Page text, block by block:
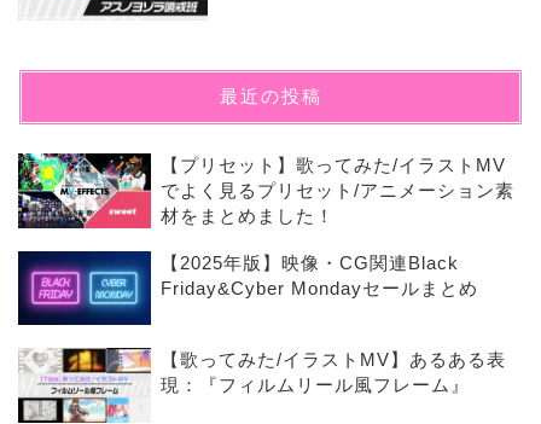
最近の投稿
【プリセット】歌ってみた/イラストMV
でよく見るプリセット/アニメーション素
材をまとめました！
【2025年版】映像・CG関連Black
Friday&Cyber Mondayセールまとめ
【歌ってみた/イラストMV】あるある表
現：『フィルムリール風フレーム』